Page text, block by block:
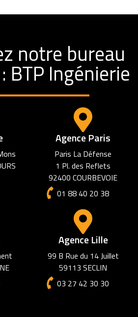
notre bureau
BTP Ingénierie
Agence Paris
Paris La Défense
1 Pl. des Reflets
92400 COURBEVOIE
01 88 40 20 38
Agence Lille
99 B Rue du 14 Juillet
59113 SECLIN
03 27 42 30 30